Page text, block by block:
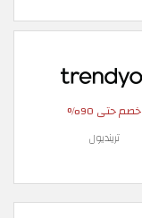
خصم حتى 90%
ترينديول